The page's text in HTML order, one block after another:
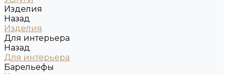
Изделия
Назад
Изделия
Для интерьера
Назад
Для интерьера
Барельефы